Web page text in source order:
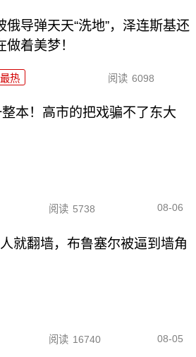
俄导弹天天“洗地”，泽连斯基还
做着美梦！
最热 阅读 6098
本！高市的把戏骗不了东大
阅读 5738 08-06
就翻墙，布鲁塞尔被逼到墙角
阅读 16740 08-05